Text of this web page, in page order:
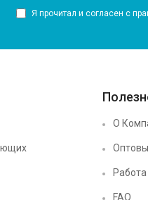
Я прочитал и согласен с
О
FAQ